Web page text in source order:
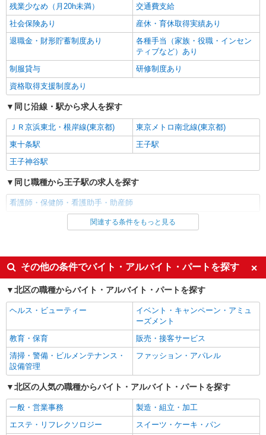
残業少なめ（月20h未満）
交通費支給
社会保険あり
産休・育休取得実績あり
退職金・財形貯蓄制度あり
各種手当（家族・役職・インセン
ティブなど）あり
制服貸与
研修制度あり
資格取得支援制度あり
同じ沿線・駅から求人を探す
ＪＲ京浜東北・根岸線(東京都)
東京メトロ南北線(東京都)
東十条駅
王子駅
王子神谷駅
同じ職種から王子駅の求人を探す
看護師・保健師・看護助手・助産師
同じ雇用形態から王子駅の求人を探す
同じ特徴から王子駅の求人を探す
入社日応相談
未経験歓迎
経験者・有資格者歓迎
新卒・第二新卒歓迎
主婦・主夫歓迎
フリーター歓迎
学歴不問
ブランクOK
ミドル（40代～）活躍中
エルダー（50代～）活躍中
高収入・高額
ボーナス・賞与あり
昇給あり
完全週休2日制
フルタイム歓迎
禁煙・分煙
関連する条件をもっと見る
その他の条件でバイト・アルバイト・パートを探す
北区の職種からバイト・アルバイト・パートを探す
ヘルス・ビューティー
イベント・キャンペーン・アミュ
ーズメント
教育・保育
販売・接客サービス
清掃・警備・ビルメンテナンス・
設備管理
ファッション・アパレル
北区の人気の職種からバイト・アルバイト・パートを探す
一般・営業事務
製造・組立・加工
エステ・リフレクソロジー
スイーツ・ケーキ・パン